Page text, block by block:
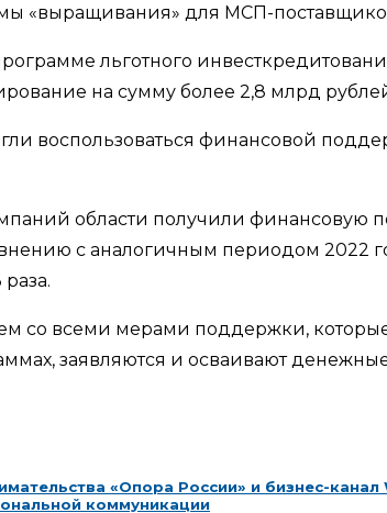
«выращивания» для МСП-
льготного
на сумму более 2,8 млрд
воспользоваться финансовой
области получили
с аналогичным периодом 2022
со всеми мерами поддержки,
заявляются и осваивают
«Опора России» и бизнес-
коммуникации